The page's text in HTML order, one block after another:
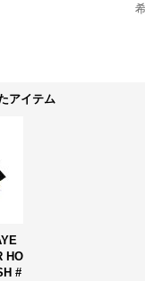
アイテム
HO
#